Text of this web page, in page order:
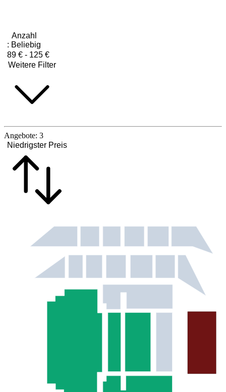
Anzahl
: Beliebig
89 € - 125 €
Weitere Filter
Angebote: 3
Niedrigster Preis